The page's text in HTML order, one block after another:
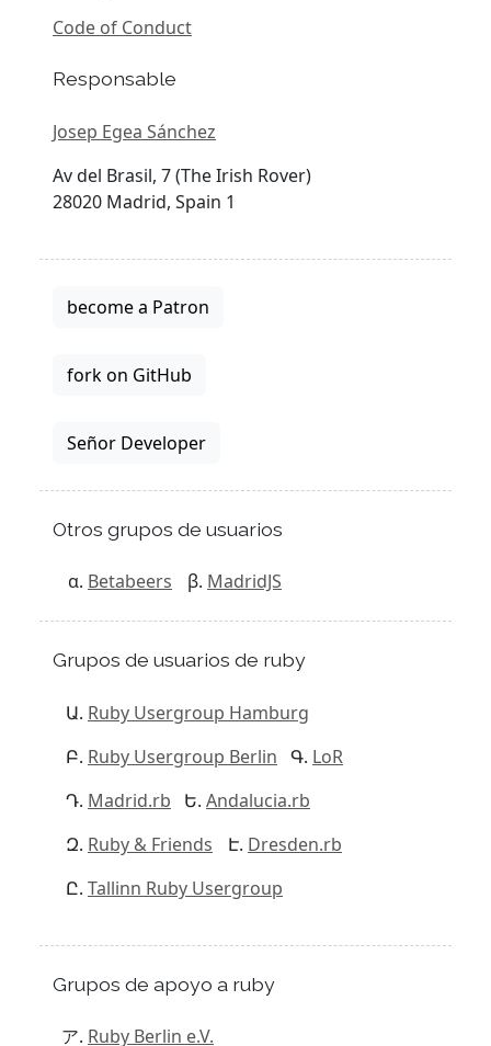
Code of Conduct
Responsable
Josep Egea Sánchez
Av del Brasil, 7 (The Irish Rover)
28020 Madrid, Spain 1
become a Patron
fork on GitHub
Señor Developer
Otros grupos de usuarios
Betabeers MadridJS
Grupos de usuarios de ruby
Ruby Usergroup Hamburg
Ruby Usergroup Berlin
LoR
Madrid.rb
Andalucia.rb
Ruby & Friends
Dresden.rb
Tallinn Ruby Usergroup
Grupos de apoyo a ruby
Ruby Berlin e.V.